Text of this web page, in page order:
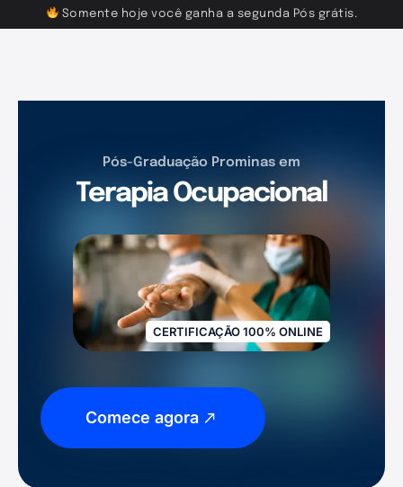
Somente hoje você ganha a segunda Pós grátis.
Pós-Graduação Prominas em
Terapia Ocupacional
CERTIFICAÇÃO 100% ONLINE
Comece agora